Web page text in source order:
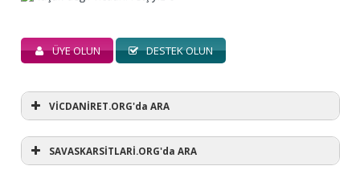
ÜYE OLUN DESTEK OLUN
VİCDANİRET.ORG'da ARA
SAVASKARSİTLARİ.ORG'da ARA